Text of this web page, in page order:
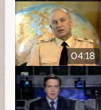
04:18